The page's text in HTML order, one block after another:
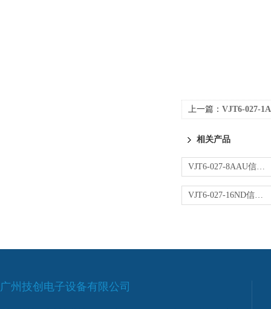
上一篇： VJT6-027-
相关产品
VJT6-027-8AAU信号转换器
VJT6-027-16ND信号转换器
广州技创电子设备有限公司